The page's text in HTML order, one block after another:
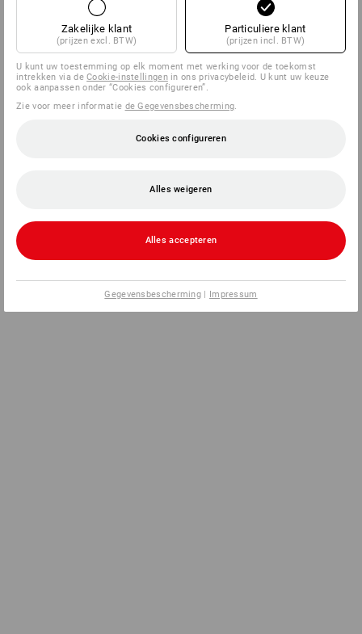
Zakelijke klant
(prijzen excl. BTW)
Particuliere klant
(prijzen incl. BTW)
U kunt uw toestemming op elk moment met werking voor de toekomst
intrekken via deCookie-instellingenin ons privacybeleid. U kunt uw keuze
ook aanpassen onder “Cookies configureren”.
Zie voor meer informatie de Gegevensbescherming.
Cookies configureren
Alles weigeren
Alles accepteren
Gegevensbescherming | Impressum